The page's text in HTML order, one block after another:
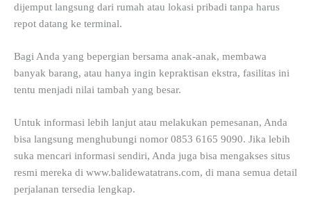
dijemput langsung dari rumah atau lokasi pribadi tanpa harus
repot datang ke terminal.
Bagi Anda yang bepergian bersama anak-anak, membawa
banyak barang, atau hanya ingin kepraktisan ekstra, fasilitas ini
tentu menjadi nilai tambah yang besar.
Untuk informasi lebih lanjut atau melakukan pemesanan, Anda
bisa langsung menghubungi nomor 0853 6165 9090. Jika lebih
suka mencari informasi sendiri, Anda juga bisa mengakses situs
resmi mereka di www.balidewatatrans.com, di mana semua detail
perjalanan tersedia lengkap.